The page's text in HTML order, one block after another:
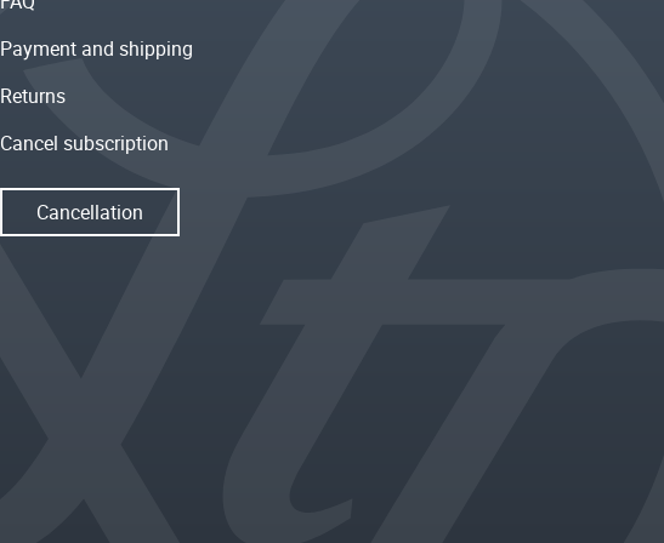
Payment and shipping
Returns
Cancel subscription
Cancellation